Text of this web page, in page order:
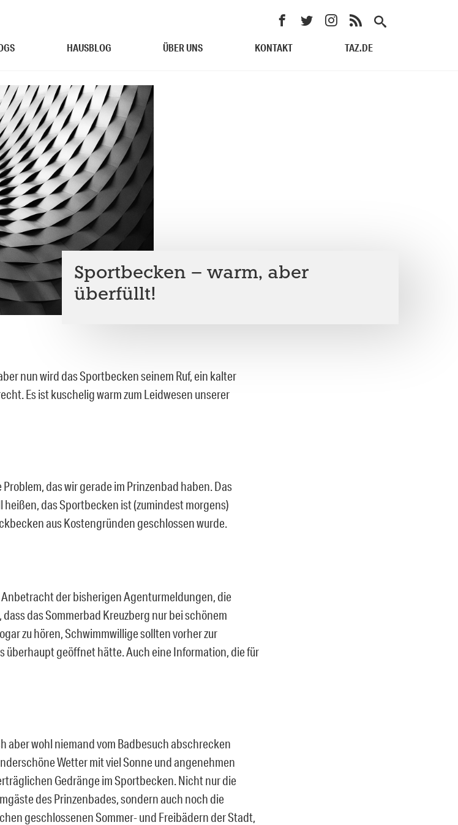
HAUSBLOG ÜBER UNS KONTAKT TAZ.DE
Sportbecken – warm, aber
überfüllt!
nun wird das Sportbecken seinem Ruf, ein kalter
Es ist kuschelig warm zum Leidwesen unserer
das wir gerade im Prinzenbad haben. Das
heißen, das Sportbecken ist (zumindest morgens)
aus Kostengründen geschlossen wurde.
der bisherigen Agenturmeldungen, die
das Sommerbad Kreuzberg nur bei schönem
zu hören, Schwimmwillige sollten vorher zur
überhaupt geöffnet hätte. Auch eine Information, die für
aber wohl niemand vom Badbesuch abschrecken
Wetter mit viel Sonne und angenehmen
Gedränge im Sportbecken. Nicht nur die
des Prinzenbades, sondern auch noch die
geschlossenen Sommer- und Freibädern der Stadt,